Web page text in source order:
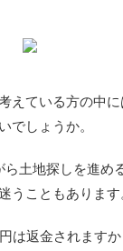
えている方の中
でしょうか。
土地探しを進め
うこともあります
は返金されます